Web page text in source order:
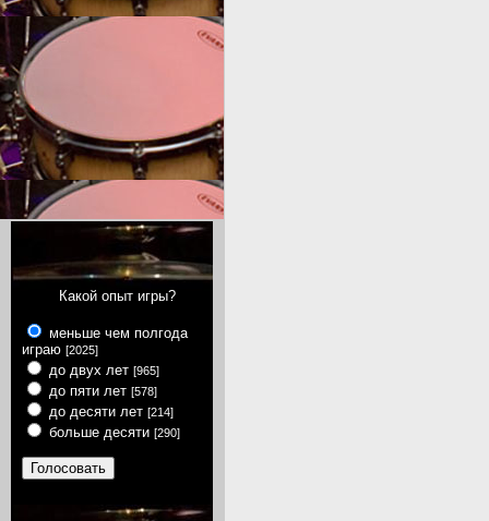
Какой опыт игры?
меньше чем полгода
играю [2025]
до двух лет [965]
до пяти лет [578]
до десяти лет [214]
больше десяти [290]